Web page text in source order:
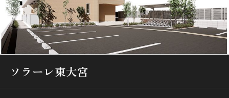
北海道 東北
関東
中部
関西
九州
通勤・通学時間から探す
ソラーレ東大宮